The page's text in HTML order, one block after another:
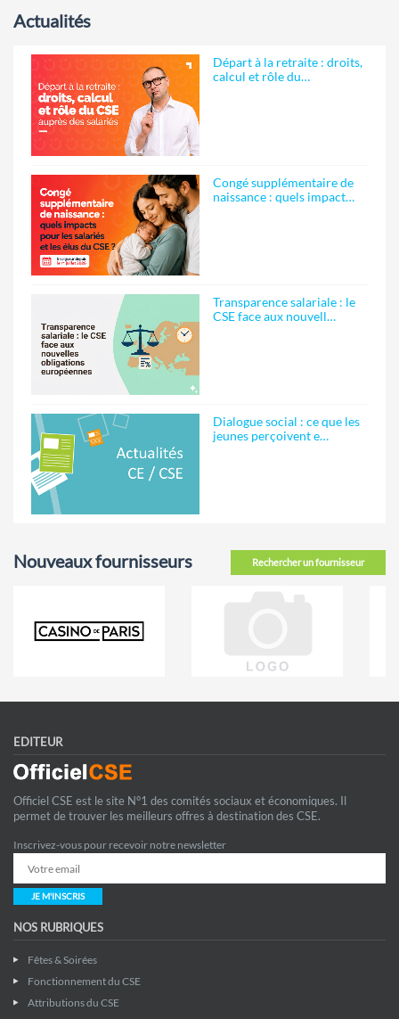
Actualités
Départ à la retraite : droits,
calcul et rôle du…
Congé supplémentaire de
naissance : quels impact…
Transparence salariale : le
CSE face aux nouvell…
Dialogue social : ce que les
jeunes perçoivent e…
Rechercher un fournisseur
Nouveaux fournisseurs
EDITEUR
Officiel CSE est le site N°1 des comités sociaux et économiques. Il
permet de trouver les meilleurs offres à destination des CSE.
Inscrivez-vous pour recevoir notre newsletter
JE M'INSCRIS
NOS RUBRIQUES
Fêtes & Soirées
Fonctionnement du CSE
Attributions du CSE